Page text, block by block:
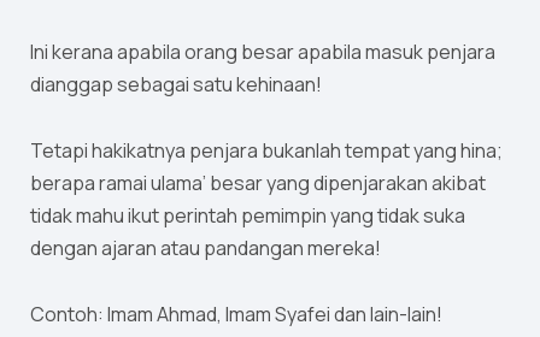
Ini kerana apabila orang besar apabila masuk penjara
dianggap sebagai satu kehinaan!
Tetapi hakikatnya penjara bukanlah tempat yang hina;
berapa ramai ulama’ besar yang dipenjarakan akibat
tidak mahu ikut perintah pemimpin yang tidak suka
dengan ajaran atau pandangan mereka!
Contoh: Imam Ahmad, Imam Syafei dan lain-lain!